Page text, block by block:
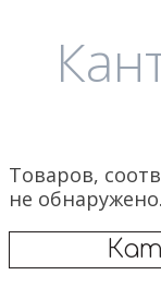
Товаров,
не обнаружено.